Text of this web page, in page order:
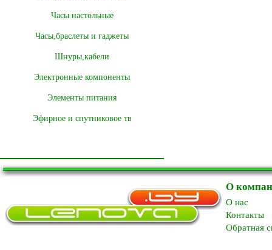
Часы настольные
Часы,браслеты и гаджеты
Шнуры,кабели
Электронные компоненты
Элементы питания
Эфирное и спутниковое тв
О
O нас
Контакты
Обратная